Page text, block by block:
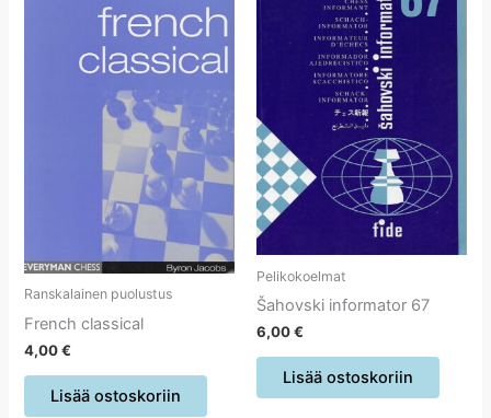
Ranskalainen puolustus
French classical
4,00€
Lisää ostoskoriin
Pelikokoelmat
Šahovski informator 67
6,00€
Lisää ostoskoriin